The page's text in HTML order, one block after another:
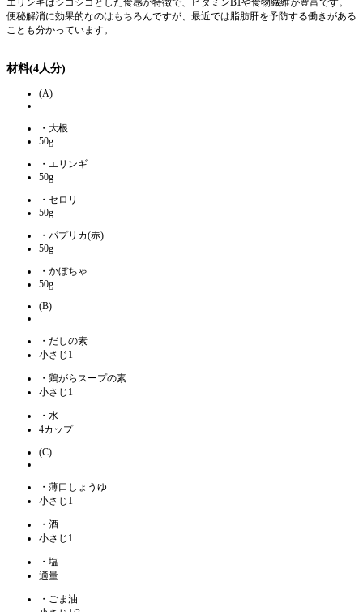
便秘解消に効果的なのはもちろんですが、最近では脂肪肝を予防する働きがある
ことも分かっています。
材料(4人分)
(A)
・大根
50g
・エリンギ
50g
・セロリ
50g
・パプリカ(赤)
50g
・かぼちゃ
50g
(B)
・だしの素
小さじ1
・鶏がらスープの素
小さじ1
・水
4カップ
(C)
・薄口しょうゆ
小さじ1
・酒
小さじ1
・塩
適量
・ごま油